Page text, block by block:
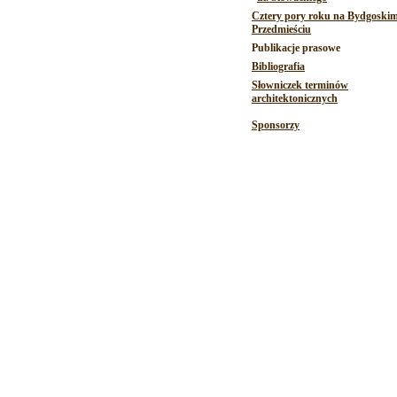
Cztery pory roku na
Przedmieściu
Publikacje prasowe
Bibliografia
Słowniczek terminów
architektonicznych
Sponsorzy